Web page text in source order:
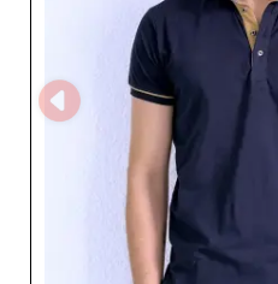
zarządzania zaopatrzeniem.
płynne zakupy, gdzie jakość
spersonalizowaną obsługą.
szybkości reakcji, stale
dedykowanego wsparcia,
Twojemu rozwojowi. Z OYA MAXWAY wzmocnisz swój
sukces biznesowy dzięki
wymagań. Zaufanie temu
współpracy opartej na
satysfakcji klienta. Nie
swoją pozycję na rynku
francuską elegancję i jakość.
sygnaturę Pomme Rouge,
które zachwycą Twoich
strategię z zaufanym